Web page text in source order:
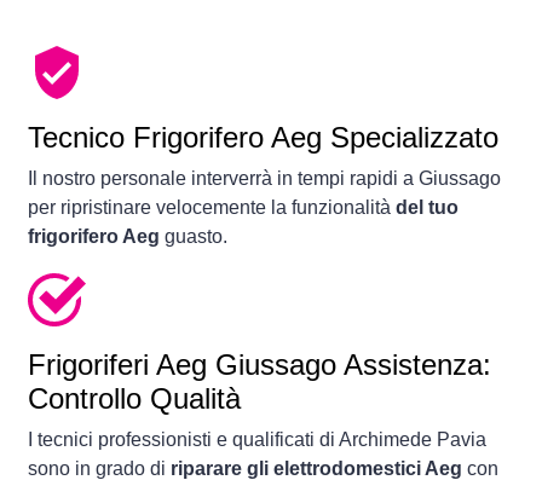
Tecnico Frigorifero Aeg Specializzato
Il nostro personale interverrà in tempi rapidi a Giussago
per ripristinare velocemente la funzionalità del tuo
frigorifero Aeg guasto.
Frigoriferi Aeg Giussago Assistenza:
Controllo Qualità
I tecnici professionisti e qualificati di Archimede Pavia
sono in grado di riparare gli elettrodomestici Aeg con